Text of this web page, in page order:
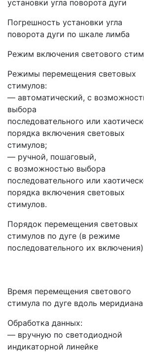
установки угла поворота дуги
Погрешность установки угла
поворота дуги по шкале лимба
Режим включения светового
Режимы перемещения световых
стимулов:
— автоматический, с
выбора
последовательного или
порядка включения световых
стимулов;
— ручной, пошаговый,
с возможностью выбора
последовательного или
порядка включения световых
стимулов.
Порядок перемещения световых
стимулов по дуге (в режиме
последовательного их
Время перемещения светового
стимула по дуге вдоль меридиана
Обработка данных:
— вручную по светодиодной
индикаторной линейке